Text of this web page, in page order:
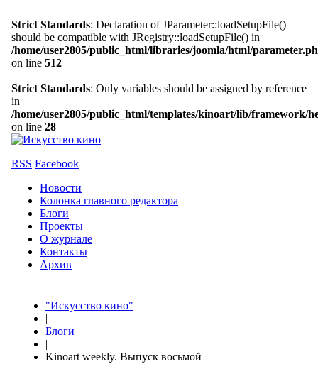
Strict Standards: Declaration of JParameter::loadSetupFile()
should be compatible with JRegistry::loadSetupFile() in
/home/user2805/public_html/libraries/joomla/html/
on line 512
Strict Standards: Only variables should be assigned by reference
in
/home/user2805/public_html/templates/kinoart/lib/framework/
on line 28
RSS Facebook
Новости
Колонка главного редактора
Блоги
Проекты
О журнале
Контакты
Архив
"Искусство кино"
|
Блоги
|
Kinoart weekly. Выпуск восьмой